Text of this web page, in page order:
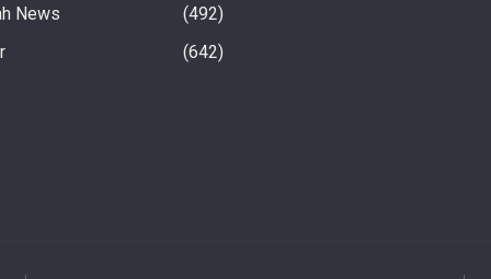
चरण अंतर्गत फतेहनगर-
कार्यशाला ‘संवाद’
10 अगस्त से होगी सरकारी स्कूलों में बच्चों की हिंदी
पढ़ने की परीक्षा
News
492
642